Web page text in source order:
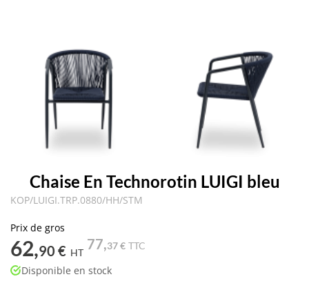
Chaise En Technorotin LUIGI bleu
KOP/LUIGI.TRP.0880/HH/STM
Prix de gros
62,90 € HT
77,37 € TTC
Disponible en stock